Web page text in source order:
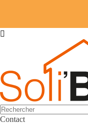

Contact